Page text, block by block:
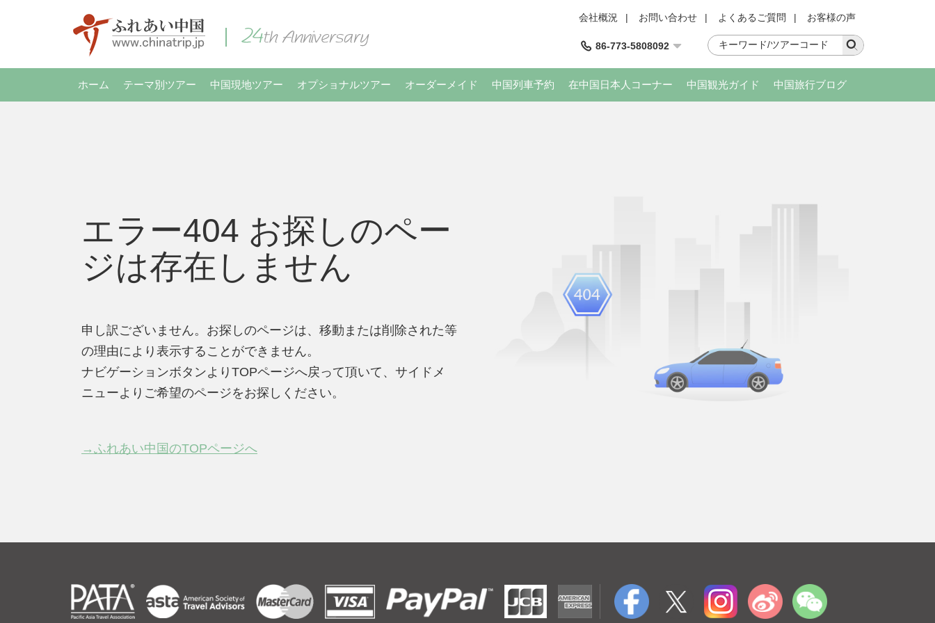
会社概況 | お問い合わせ | よくあるご質問 | お客様の声
86-773-5808092
ホーム テーマ別ツアー 中国現地ツアー オプショナルツアー オーダーメイド 中国列車予約 在中国日本人コーナー 中国観光ガイド 中国旅行ブログ
エラー404 お探しのペー
ジは存在しません
申し訳ございません。お探しのページは、移動または削除された等
の理由により表示することができません。
ナビゲーションボタンよりTOPページへ戻って頂いて、サイドメ
ニューよりご希望のページをお探しください。
→ふれあい中国のTOPページへ